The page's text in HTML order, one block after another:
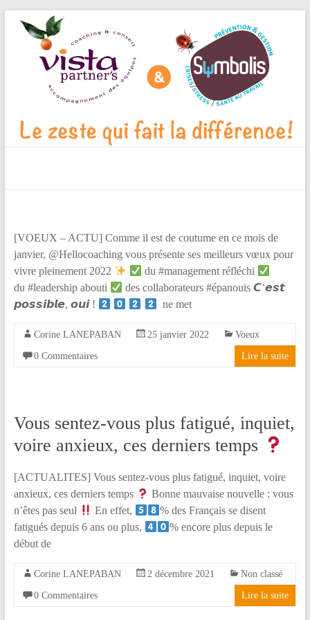
Blog
Le
zeste
qui
fait
différence
[VOEUX – ACTU] Comme il est de coutume en ce mois de
janvier, @Hellocoaching vous présente ses meilleurs vœux pour
vivre pleinement 2022
du #management réfléchi
du #leadership abouti
des collaborateurs #épanouis 𝘾’𝙚𝙨𝙩
𝙥𝙤𝙨𝙨𝙞𝙗𝙡𝙚, 𝙤𝙪𝙞 !
ne met
Corine LANEPABAN 25 janvier 2022 Voeux
0 Commentaires Lire la suite
Vous sentez-vous plus fatigué, inquiet,
voire anxieux, ces derniers temps
[ACTUALITES] Vous sentez-vous plus fatigué, inquiet, voire
anxieux, ces derniers temps
Bonne mauvaise nouvelle : vous
n’êtes pas seul
En effet,
% des Français se disent
fatigués depuis 6 ans ou plus,
% encore plus depuis le
début de
Corine LANEPABAN 2 décembre 2021 Non classé
0 Commentaires Lire la suite